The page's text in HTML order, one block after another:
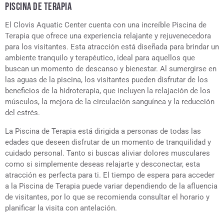
PISCINA DE TERAPIA
El Clovis Aquatic Center cuenta con una increíble Piscina de
Terapia que ofrece una experiencia relajante y rejuvenecedora
para los visitantes. Esta atracción está diseñada para brindar un
ambiente tranquilo y terapéutico, ideal para aquellos que
buscan un momento de descanso y bienestar. Al sumergirse en
las aguas de la piscina, los visitantes pueden disfrutar de los
beneficios de la hidroterapia, que incluyen la relajación de los
músculos, la mejora de la circulación sanguínea y la reducción
del estrés.
La Piscina de Terapia está dirigida a personas de todas las
edades que deseen disfrutar de un momento de tranquilidad y
cuidado personal. Tanto si buscas aliviar dolores musculares
como si simplemente deseas relajarte y desconectar, esta
atracción es perfecta para ti. El tiempo de espera para acceder
a la Piscina de Terapia puede variar dependiendo de la afluencia
de visitantes, por lo que se recomienda consultar el horario y
planificar la visita con antelación.